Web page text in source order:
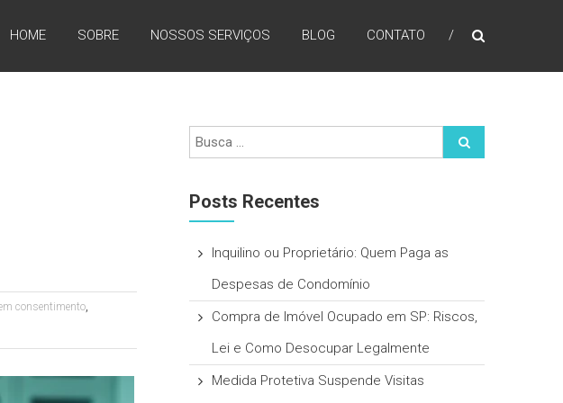
HOME SOBRE NOSSOS SERVIÇOS BLOG CONTATO
consentimento,
Posts Recentes
Inquilino ou Proprietário: Quem Paga as
Despesas de Condomínio
Compra de Imóvel Ocupado em SP: Riscos,
Lei e Como Desocupar Legalmente
Medida Protetiva Suspende Visitas